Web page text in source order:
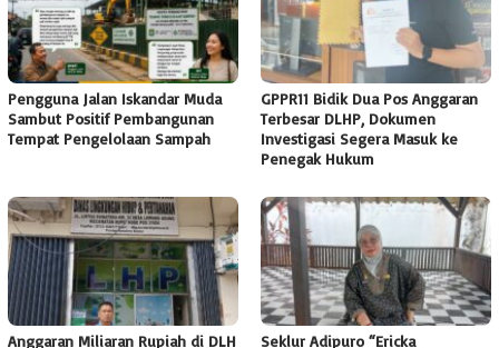
Pengguna Jalan Iskandar Muda
Sambut Positif Pembangunan
Tempat Pengelolaan Sampah
GPPR11 Bidik Dua Pos Anggaran
Terbesar DLHP, Dokumen
Investigasi Segera Masuk ke
Penegak Hukum
Anggaran Miliaran Rupiah di DLH
Seklur Adipuro “Ericka